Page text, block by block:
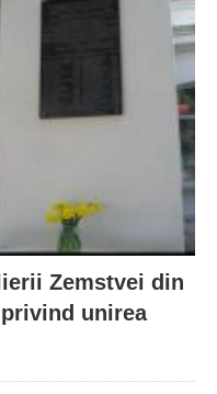
Zemstvei din
unirea